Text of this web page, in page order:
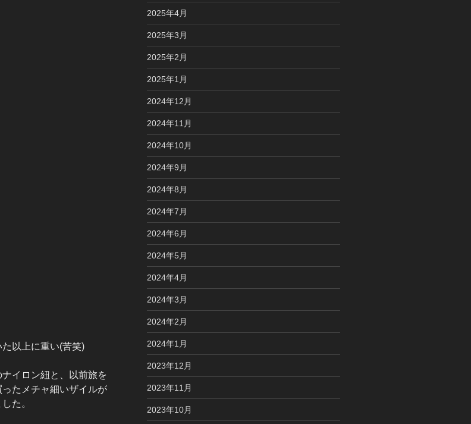
以上に重い(苦笑)
イロン紐と、以前旅を
たメチャ細いザイルが
た。
2025年4月
2025年3月
2025年2月
2025年1月
2024年12月
2024年11月
2024年10月
2024年9月
2024年8月
2024年7月
2024年6月
2024年5月
2024年4月
2024年3月
2024年2月
2024年1月
2023年12月
2023年11月
2023年10月